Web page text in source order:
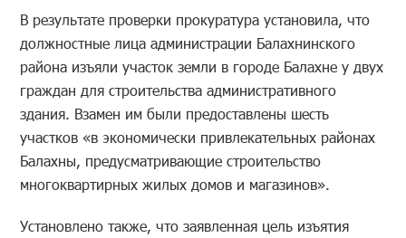
В результате проверки прокуратура установила, что
должностные лица администрации Балахнинского
района изъяли участок земли в городе Балахне у двух
граждан для строительства административного
здания. Взамен им были предоставлены шесть
участков «в экономически привлекательных районах
Балахны, предусматривающие строительство
многоквартирных жилых домов и магазинов».
Установлено также, что заявленная цель изъятия